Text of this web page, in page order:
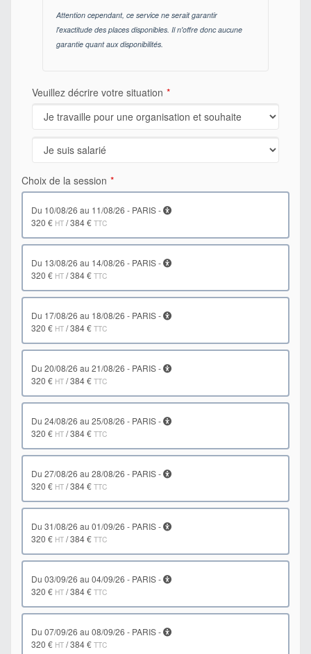
Attention cependant, ce service ne serait garantir
l'exactitude des places disponibles. Il n'offre donc aucune
garantie quant aux disponibilités.
Veuillez décrire votre situation
Choix de la session
du 10/08/26 au 11/08/26 - PARIS -
320 € HT /384 € TTC
du 13/08/26 au 14/08/26 - PARIS -
320 € HT /384 € TTC
du 17/08/26 au 18/08/26 - PARIS -
320 € HT /384 € TTC
du 20/08/26 au 21/08/26 - PARIS -
320 € HT /384 € TTC
du 24/08/26 au 25/08/26 - PARIS -
320 € HT /384 € TTC
du 27/08/26 au 28/08/26 - PARIS -
320 € HT /384 € TTC
du 31/08/26 au 01/09/26 - PARIS -
320 € HT /384 € TTC
du 03/09/26 au 04/09/26 - PARIS -
320 € HT /384 € TTC
du 07/09/26 au 08/09/26 - PARIS -
320 € HT /384 € TTC